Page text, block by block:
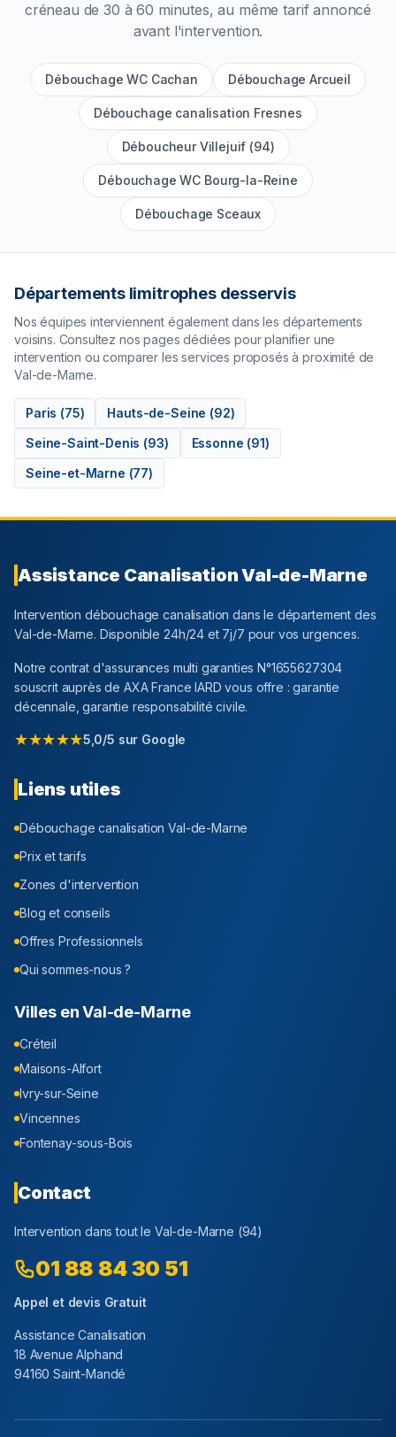
créneau de 30 à 60 minutes, au même tarif annoncé
avant l'intervention.
Débouchage WC Cachan Débouchage Arcueil
Débouchage canalisation Fresnes
Déboucheur Villejuif (94)
Débouchage WC Bourg-la-Reine
Débouchage Sceaux
Départements limitrophes desservis
Nos équipes interviennent également dans les départements
voisins. Consultez nos pages dédiées pour planifier une
intervention ou comparer les services proposés à proximité de
Val-de-Marne.
Paris (75) Hauts-de-Seine (92)
Seine-Saint-Denis (93) Essonne (91)
Seine-et-Marne (77)
Assistance CanalisationVal-de-Marne
Intervention débouchage canalisation dans le département des
Val-de-Marne. Disponible 24h/24 et 7j/7 pour vos urgences.
Notre contrat d'assurances multi garanties N°1655627304
souscrit auprès de AXA France IARD vous offre : garantie
décennale, garantie responsabilité civile.
★★★★★5,0/5 sur Google
Liens utiles
Débouchage canalisationVal-de-Marne
Prix et tarifs
Zones d'intervention
Blog et conseils
Offres Professionnels
Qui sommes-nous ?
Villes enVal-de-Marne
Créteil
Maisons-Alfort
Ivry-sur-Seine
Vincennes
Fontenay-sous-Bois
Contact
Intervention dans tout le Val-de-Marne (94)
01 88 84 30 51
Appel et devis Gratuit
Assistance Canalisation
18 Avenue Alphand
94160 Saint-Mandé